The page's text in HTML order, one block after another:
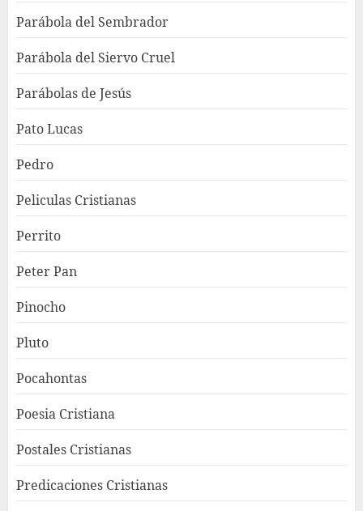
Parábola del Sembrador
Parábola del Siervo Cruel
Parábolas de Jesús
Pato Lucas
Pedro
Peliculas Cristianas
Perrito
Peter Pan
Pinocho
Pluto
Pocahontas
Poesia Cristiana
Postales Cristianas
Predicaciones Cristianas